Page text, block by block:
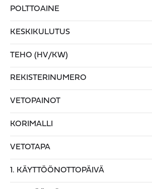
POLTTOAINE
KESKIKULUTUS
TEHO (HV/KW)
REKISTERINUMERO
VETOPAINOT
KORIMALLI
VETOTAPA
1. KÄYTTÖÖNOTTOPÄIVÄ